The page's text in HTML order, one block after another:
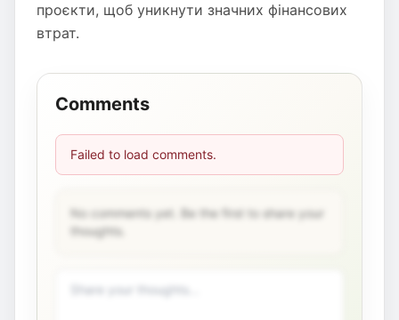
проєкти, щоб уникнути значних фінансових
втрат.
Comments
Failed to load comments.
No comments yet. Be the first to share your
thoughts.